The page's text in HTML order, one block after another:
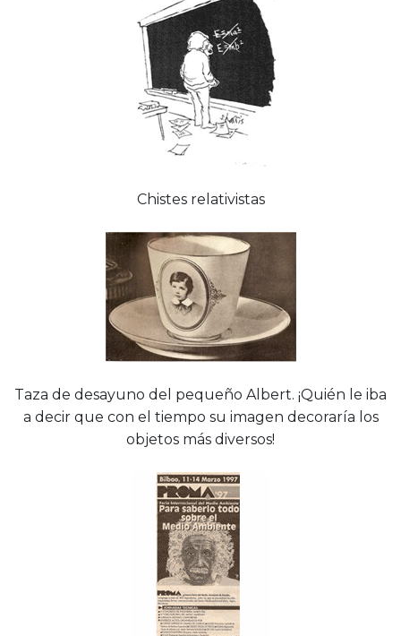
Chistes relativistas
Taza de desayuno del pequeño Albert. ¡Quién le iba
a decir que con el tiempo su imagen decoraría los
objetos más diversos!